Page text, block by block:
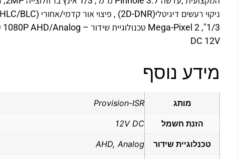
DC 12V
מידע נוסף
מותג Provision-ISR
הזנת חשמל 12V DC
טכנלוגיית שידור AHD, Analog